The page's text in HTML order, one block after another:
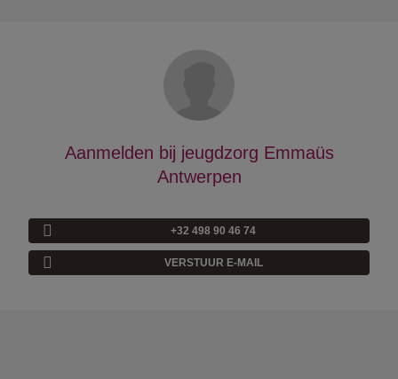
Aanmelden bij jeugdzorg Emmaüs
Antwerpen
+32 498 90 46 74
VERSTUUR E-MAIL